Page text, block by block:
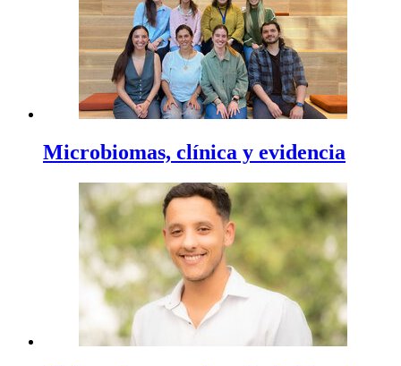
Microbiomas, clínica y evidencia